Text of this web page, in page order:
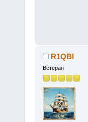
R1QBI
Ветеран